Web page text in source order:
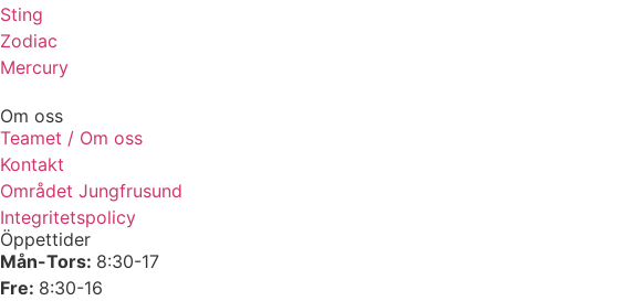
Sting
Zodiac
Mercury
Om oss
Teamet / Om oss
Kontakt
Området Jungfrusund
Integritetspolicy
Öppettider
Mån-Tors: 8:30-17
Fre: 8:30-16